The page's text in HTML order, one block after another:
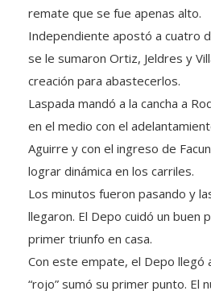
remate que se fue apenas alto.
Independiente apostó a cuatro
se le sumaron Ortiz, Jeldres y
creación para abastecerlos.
Laspada mandó a la cancha a
en el medio con el
Aguirre y con el ingreso de
lograr dinámica en los carriles.
Los minutos fueron pasando y
llegaron. El Depo cuidó un buen
primer triunfo en casa.
Con este empate, el Depo llegó
“rojo” sumó su primer punto. El